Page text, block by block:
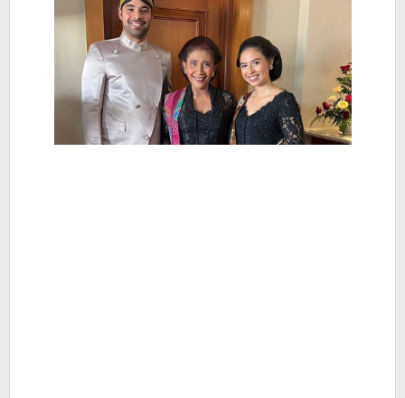
Mualaf,
Ini
Penjelasannya
-
Berita